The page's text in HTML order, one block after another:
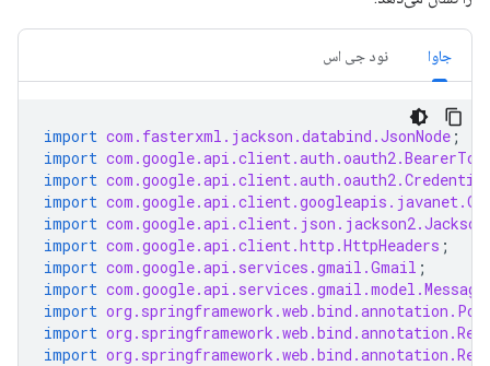
جاوا نود جی اس
import com.fasterxml.jackson.databind.JsonNode ;
import
import
import
import
import com.google.api.client.http.HttpHeaders ;
import com.google.api.services.gmail.Gmail ;
import com.google.api.services.gmail.model.Message
import
import
import